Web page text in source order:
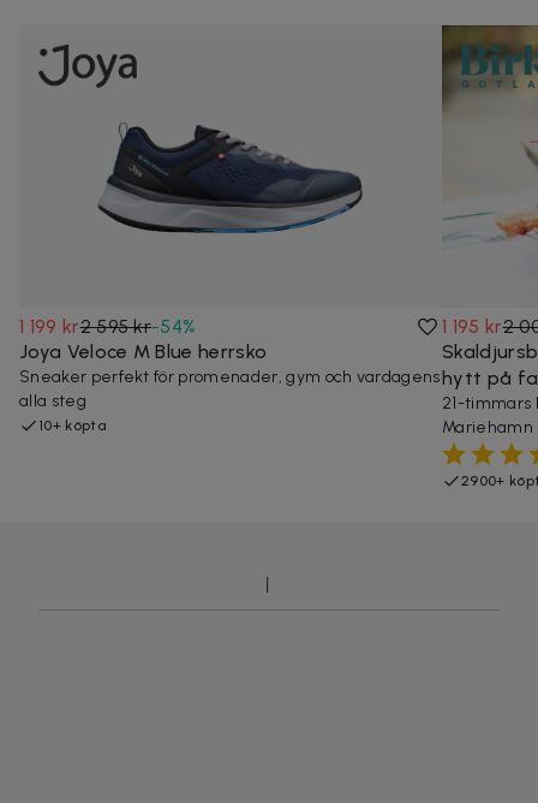
1 199 kr2 595 kr-54%
Joya Veloce M Blue herrsko
Sneaker perfekt för promenader, gym och vardagens
alla steg
10+ köpta
1 195 kr2
hytt på
21-timmars
Mariehamn
2900+